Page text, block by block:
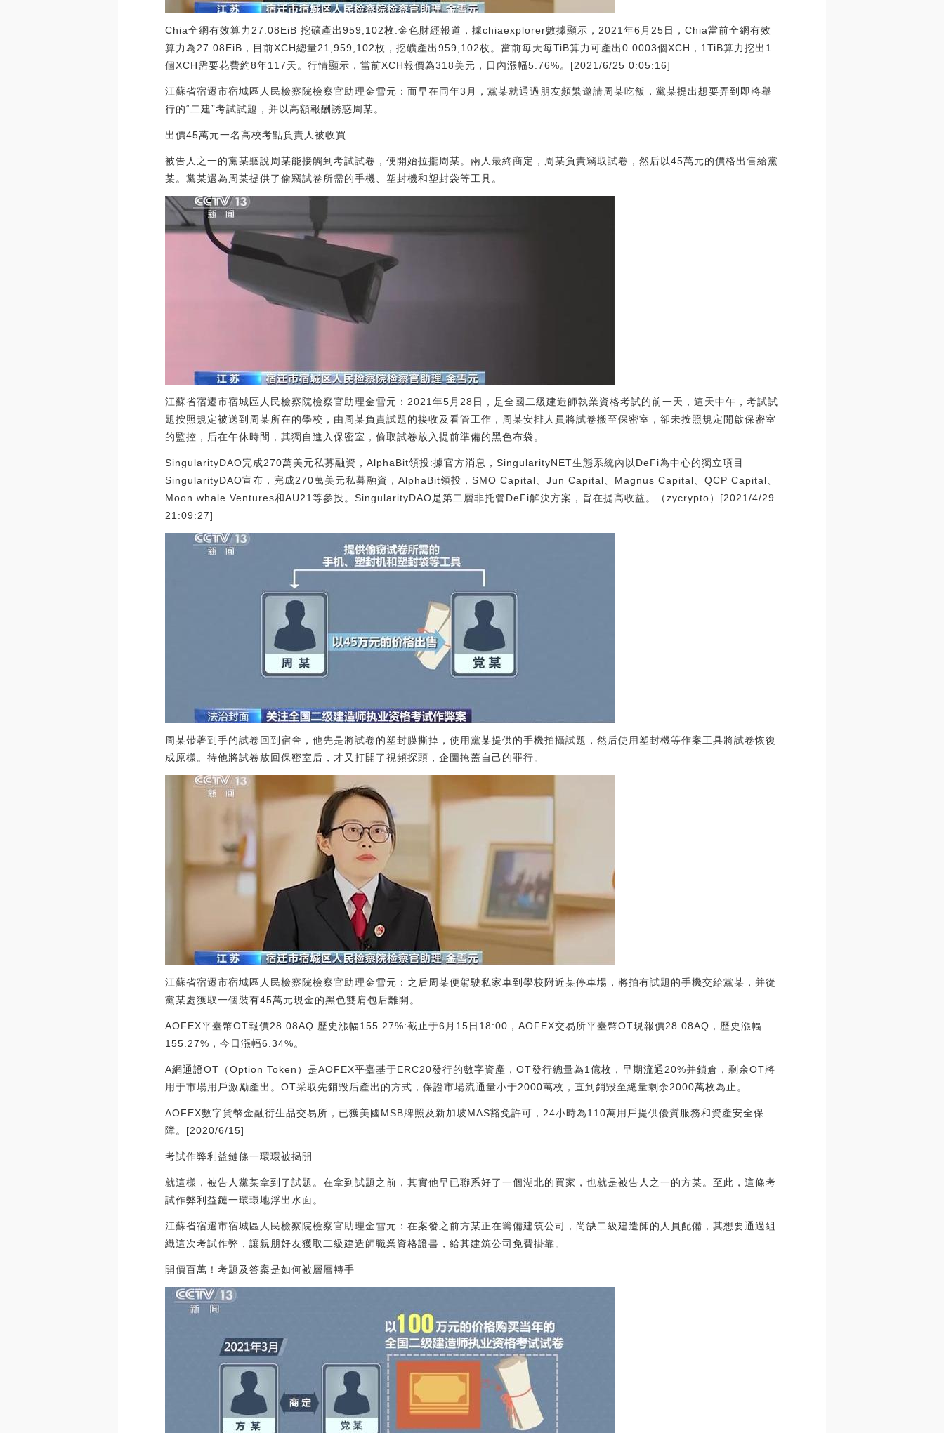
Chia全網有效算力27.08EiB 挖礦產出959,102枚:金色財經報道，據chiaexplorer數據顯示，2021年6月25日，Chia當前全網有效
算力為27.08EiB，目前XCH總量21,959,102枚，挖礦產出959,102枚。當前每天每TiB算力可產出0.0003個XCH，1TiB算力挖出1
個XCH需要花費約8年117天。行情顯示，當前XCH報價為318美元，日內漲幅5.76%。[2021/6/25 0:05:16]
江蘇省宿遷市宿城區人民檢察院檢察官助理金雪元：而早在同年3月，黨某就通過朋友頻繁邀請周某吃飯，黨某提出想要弄到即將舉
行的“二建”考試試題，并以高額報酬誘惑周某。
出價45萬元一名高校考點負責人被收買
被告人之一的黨某聽說周某能接觸到考試試卷，便開始拉攏周某。兩人最終商定，周某負責竊取試卷，然后以45萬元的價格出售給黨
某。黨某還為周某提供了偷竊試卷所需的手機、塑封機和塑封袋等工具。
江蘇省宿遷市宿城區人民檢察院檢察官助理金雪元：2021年5月28日，是全國二級建造師執業資格考試的前一天，這天中午，考試試
題按照規定被送到周某所在的學校，由周某負責試題的接收及看管工作，周某安排人員將試卷搬至保密室，卻未按照規定開啟保密室
的監控，后在午休時間，其獨自進入保密室，偷取試卷放入提前準備的黑色布袋。
SingularityDAO完成270萬美元私募融資，AlphaBit領投:據官方消息，SingularityNET生態系統內以DeFi為中心的獨立項目
SingularityDAO宣布，完成270萬美元私募融資，AlphaBit領投，SMO Capital、Jun Capital、Magnus Capital、QCP Capital、
Moon whale Ventures和AU21等參投。SingularityDAO是第二層非托管DeFi解決方案，旨在提高收益。（zycrypto）[2021/4/29
21:09:27]
周某帶著到手的試卷回到宿舍，他先是將試卷的塑封膜撕掉，使用黨某提供的手機拍攝試題，然后使用塑封機等作案工具將試卷恢復
成原樣。待他將試卷放回保密室后，才又打開了視頻探頭，企圖掩蓋自己的罪行。
江蘇省宿遷市宿城區人民檢察院檢察官助理金雪元：之后周某便駕駛私家車到學校附近某停車場，將拍有試題的手機交給黨某，并從
黨某處獲取一個裝有45萬元現金的黑色雙肩包后離開。
AOFEX平臺幣OT報價28.08AQ 歷史漲幅155.27%:截止于6月15日18:00，AOFEX交易所平臺幣OT現報價28.08AQ，歷史漲幅
155.27%，今日漲幅6.34%。
A網通證OT（Option Token）是AOFEX平臺基于ERC20發行的數字資產，OT發行總量為1億枚，早期流通20%并鎖倉，剩余OT將
用于市場用戶激勵產出。OT采取先銷毀后產出的方式，保證市場流通量小于2000萬枚，直到銷毀至總量剩余2000萬枚為止。
AOFEX數字貨幣金融衍生品交易所，已獲美國MSB牌照及新加坡MAS豁免許可，24小時為110萬用戶提供優質服務和資產安全保
障。[2020/6/15]
考試作弊利益鏈條一環環被揭開
就這樣，被告人黨某拿到了試題。在拿到試題之前，其實他早已聯系好了一個湖北的買家，也就是被告人之一的方某。至此，這條考
試作弊利益鏈一環環地浮出水面。
江蘇省宿遷市宿城區人民檢察院檢察官助理金雪元：在案發之前方某正在籌備建筑公司，尚缺二級建造師的人員配備，其想要通過組
織這次考試作弊，讓親朋好友獲取二級建造師職業資格證書，給其建筑公司免費掛靠。
開價百萬！考題及答案是如何被層層轉手